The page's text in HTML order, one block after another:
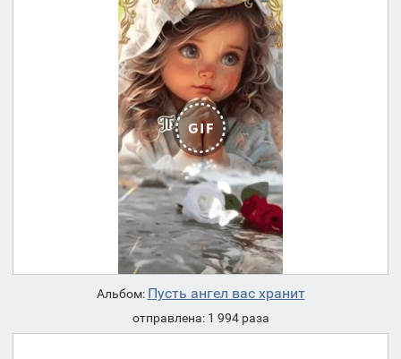
Альбом: Пусть ангел вас хранит
отправлена: 1 994 раза